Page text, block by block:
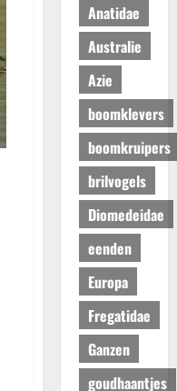
Anatidae
Australie
Azie
boomklevers
boomkruipers
brilvogels
Diomedeidae
eenden
Europa
Fregatidae
Ganzen
goudhaantjes